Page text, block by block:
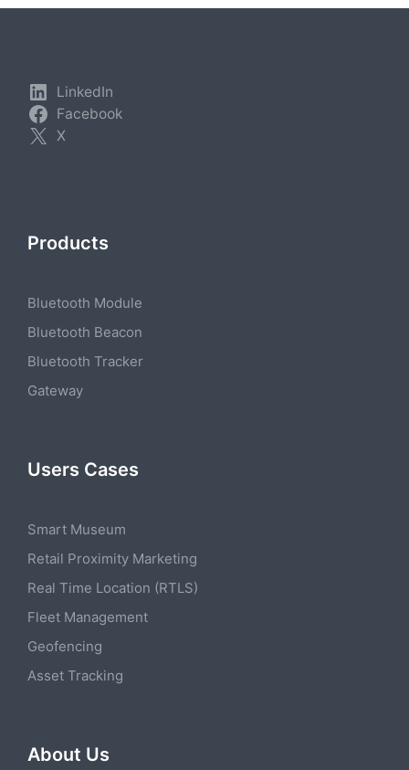
LinkedIn
Facebook
X
Products
Bluetooth Module
Bluetooth Beacon
Bluetooth Tracker
Gateway
Users Cases
Smart Museum
Retail Proximity Marketing
Real Time Location (RTLS)
Fleet Management
Geofencing
Asset Tracking
About Us